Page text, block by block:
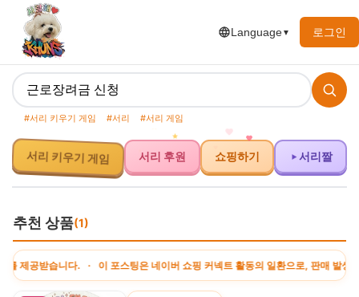
Language▼ 로그인
#서리 키우기 게임 #서리 #서리 게임
서리 키우기 게임 서리 후원 쇼핑하기 서리짤
추천 상품(1)
공받습니다. · 이 포스팅은 네이버 쇼핑 커넥트 활동의 일환으로, 판매 발생